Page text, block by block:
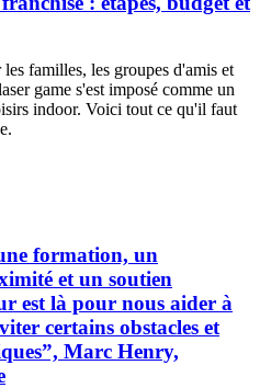
familles, les groupes d'amis et
game s'est imposé comme un
indoor. Voici tout ce qu'il faut
formation, un
et un soutien
est là pour nous aider à
certains obstacles et
Marc Henry,